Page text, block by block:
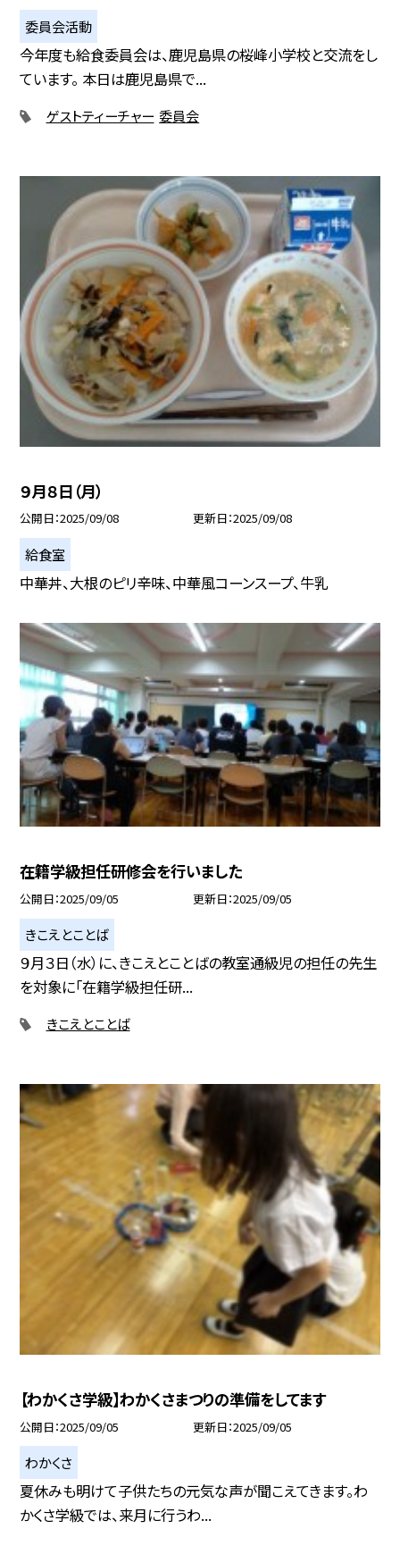
委員会活動
今年度も給食委員会は、鹿児島県の桜峰小学校と交流をし
ています。 本日は鹿児島県で...
ゲストティーチャー 委員会
９月８日（月）
公開日 2025/09/08 更新日 2025/09/08
給食室
中華丼、大根のピリ辛味、中華風コーンスープ、牛乳
在籍学級担任研修会を行いました
公開日 2025/09/05 更新日 2025/09/05
きこえとことば
９月３日（水）に、きこえとことばの教室通級児の担任の先生
を対象に「在籍学級担任研...
きこえとことば
【わかくさ学級】わかくさまつりの準備をしてます
公開日 2025/09/05 更新日 2025/09/05
わかくさ
夏休みも明けて子供たちの元気な声が聞こえてきます。わ
かくさ学級では、来月に行うわ...